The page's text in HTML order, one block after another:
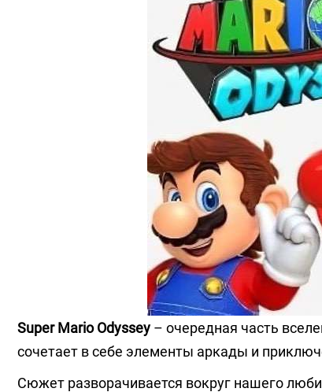
Super Mario Odyssey – очередная часть
сочетает в себе элементы аркады и
Сюжет разворачивается вокруг нашего